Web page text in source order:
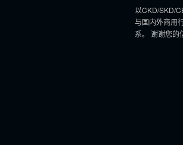
以CKD/SKD/
与国内外商用
系。 谢谢您的